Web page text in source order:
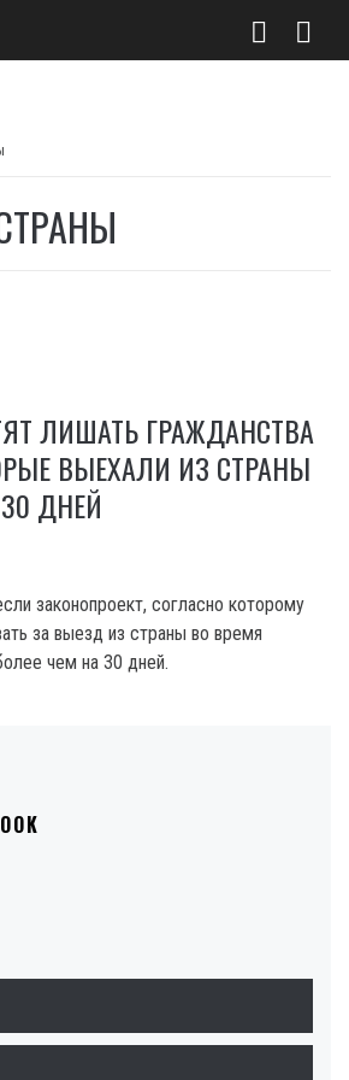
ЛИШАТЬ ГРАЖДАНСТВА
ВЫЕХАЛИ ИЗ СТРАНЫ
ДНЕЙ
законопроект, согласно которому
за выезд из страны во время
чем на 30 дней.